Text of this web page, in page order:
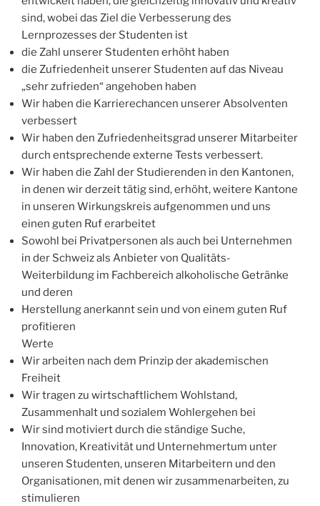
sind, wobei das Ziel die Verbesserung des
Lernprozesses der Studenten ist
die Zahl unserer Studenten erhöht haben
die Zufriedenheit unserer Studenten auf das Niveau
„sehr zufrieden“ angehoben haben
Wir haben die Karrierechancen unserer Absolventen
verbessert
Wir haben den Zufriedenheitsgrad unserer Mitarbeiter
durch entsprechende externe Tests verbessert.
Wir haben die Zahl der Studierenden in den Kantonen,
in denen wir derzeit tätig sind, erhöht, weitere Kantone
in unseren Wirkungskreis aufgenommen und uns
einen guten Ruf erarbeitet
Sowohl bei Privatpersonen als auch bei Unternehmen
in der Schweiz als Anbieter von Qualitäts-
Weiterbildung im Fachbereich alkoholische Getränke
und deren
Herstellung anerkannt sein und von einem guten Ruf
profitieren
Werte
Wir arbeiten nach dem Prinzip der akademischen
Freiheit
Wir tragen zu wirtschaftlichem Wohlstand,
Zusammenhalt und sozialem Wohlergehen bei
Wir sind motiviert durch die ständige Suche,
Innovation, Kreativität und Unternehmertum unter
unseren Studenten, unseren Mitarbeitern und den
Organisationen, mit denen wir zusammenarbeiten, zu
stimulieren